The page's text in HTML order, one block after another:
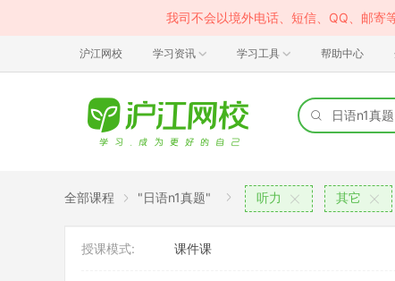
我司不会以境外电话、短信、QQ、邮寄
沪江网校 学习资讯 学习工具 帮助中心
全部课程 "日语n1真题" 听力 其它
授课模式: 课件课